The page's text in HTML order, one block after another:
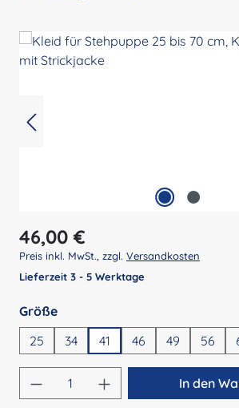
Regulärer Preis:
46,00 €
Preis inkl. MwSt., zzgl. Versandkosten
Lieferzeit 3 - 5 Werktage
Größeauswählen
25
34 41 46 49 56
Produkt Anzahl: Gib den
In den